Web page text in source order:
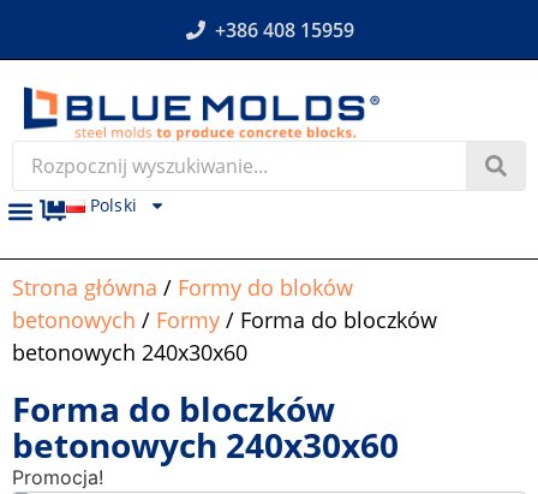
+386 408 15959
Polski
Strona główna / Formy do bloków
betonowych / Formy / Forma do bloczków
betonowych 240x30x60
Forma do bloczków
betonowych 240x30x60
Promocja!